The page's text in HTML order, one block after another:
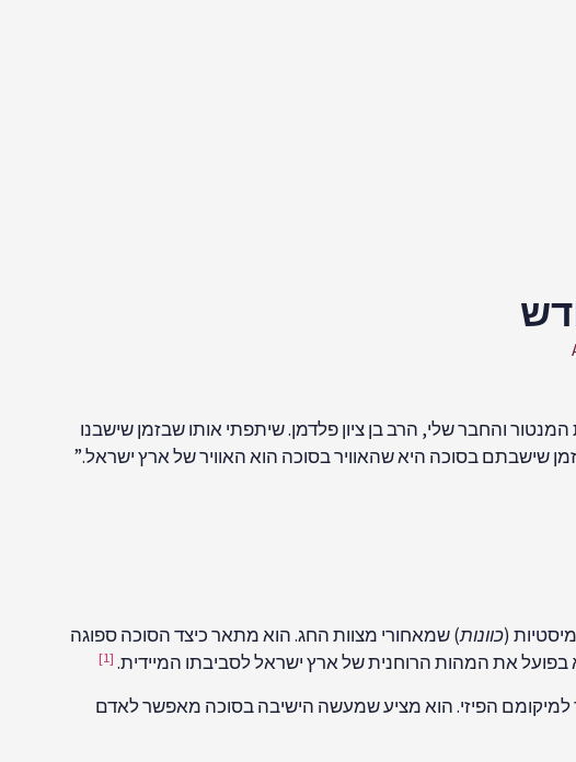
והחבר שלי, הרב בן ציון פלדמן. שיתפתי אותו שבזמן שישבנו
שישבתם בסוכה היא שהאוויר בסוכה הוא האוויר של ארץ ישראל.”
(כוונות) שמאחורי מצוות החג. הוא מתאר כיצד הסוכה ספוגה
את המהות הרוחנית של ארץ ישראל לסביבתו המיידית. [1]
למיקומם הפיזי. הוא מציע שמעשה הישיבה בסוכה מאפשר לאדם